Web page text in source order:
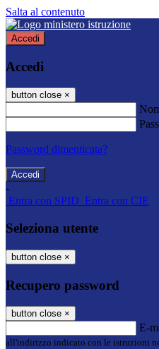
Salta al contenuto
Accedi
Accedi
button close ×
Password dimenticata?
-
Entra con SPID Entra con CIE
Seleziona utente
button close ×
Recupero password
button close ×
E-
all'indirizzo indicato con le istruzioni